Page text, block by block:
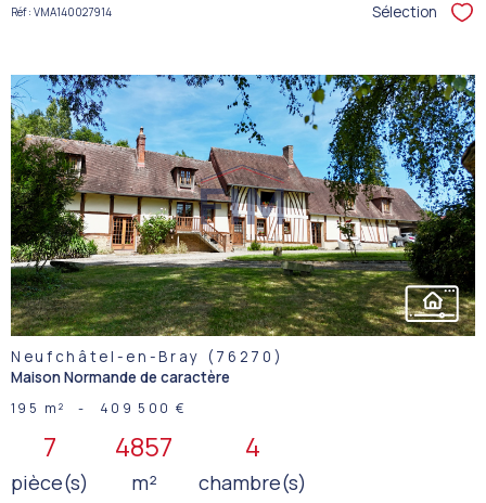
Réf : VMA140027914 Sélection
VOIR LE
BIEN
Neufchâtel-en-Bray (76270)
Maison Normande de caractère
195 m² - 409 500 €
7
pièce(s)
4857
m²
4
chambre(s)